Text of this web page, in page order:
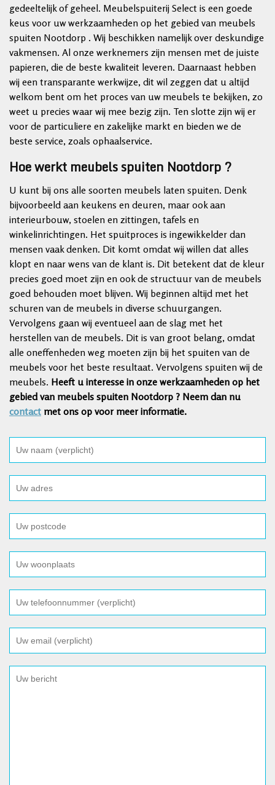
gedeeltelijk of geheel. Meubelspuiterij Select is een goede
keus voor uw werkzaamheden op het gebied van meubels
spuiten Nootdorp . Wij beschikken namelijk over deskundige
vakmensen. Al onze werknemers zijn mensen met de juiste
papieren, die de beste kwaliteit leveren. Daarnaast hebben
wij een transparante werkwijze, dit wil zeggen dat u altijd
welkom bent om het proces van uw meubels te bekijken, zo
weet u precies waar wij mee bezig zijn. Ten slotte zijn wij er
voor de particuliere en zakelijke markt en bieden we de
beste service, zoals ophaalservice.
Hoe werkt meubels spuiten Nootdorp ?
U kunt bij ons alle soorten meubels laten spuiten. Denk
bijvoorbeeld aan keukens en deuren, maar ook aan
interieurbouw, stoelen en zittingen, tafels en
winkelinrichtingen. Het spuitproces is ingewikkelder dan
mensen vaak denken. Dit komt omdat wij willen dat alles
klopt en naar wens van de klant is. Dit betekent dat de kleur
precies goed moet zijn en ook de structuur van de meubels
goed behouden moet blijven. Wij beginnen altijd met het
schuren van de meubels in diverse schuurgangen.
Vervolgens gaan wij eventueel aan de slag met het
herstellen van de meubels. Dit is van groot belang, omdat
alle oneffenheden weg moeten zijn bij het spuiten van de
meubels voor het beste resultaat. Vervolgens spuiten wij de
meubels. Heeft u interesse in onze werkzaamheden op het
gebied van meubels spuiten Nootdorp ? Neem dan nu
contact met ons op voor meer informatie.